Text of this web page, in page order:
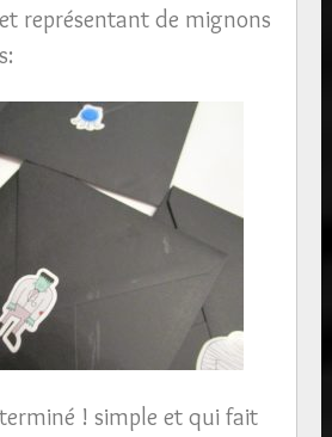
représentant de mignons
! simple et qui fait